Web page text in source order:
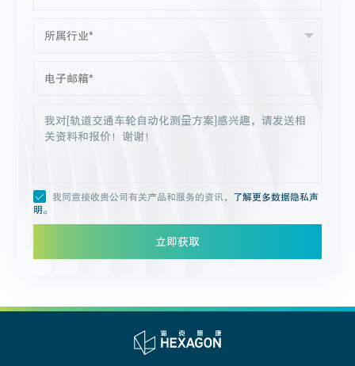
我同意接收贵公司有关产品和服务的资讯， 了解更多数据隐私声
明。
立即获取